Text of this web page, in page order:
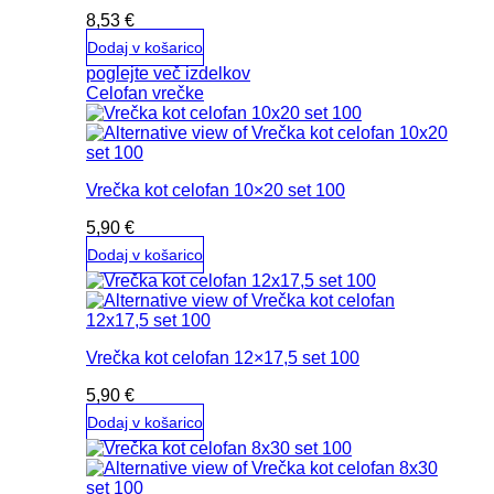
8,53 €
Dodaj v košarico
poglejte več izdelkov
Celofan vrečke
Vrečka kot celofan 10×20 set 100
5,90 €
Dodaj v košarico
Vrečka kot celofan 12×17,5 set 100
5,90 €
Dodaj v košarico